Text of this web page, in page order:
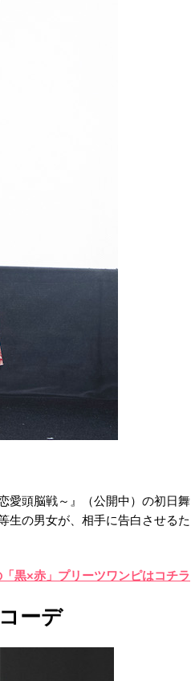
愛頭脳戦～』（公開中）の初日舞
生の男女が、相手に告白させるた
黒×赤」プリーツワンピはコチラ
ーデ